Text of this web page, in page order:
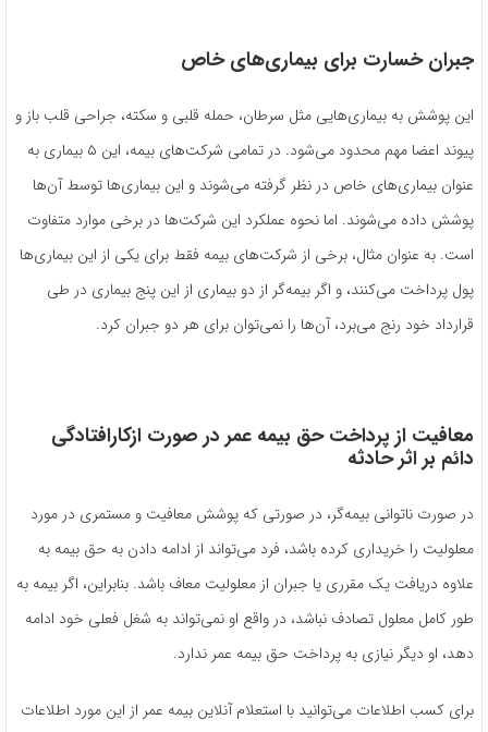
جبران خسارت برای بیماری‌های خاص
این پوشش به بیماری‌هایی مثل سرطان، حمله قلبی و سکته، جراحی قلب باز و
پیوند اعضا مهم محدود می‌شود. در تمامی شرکت‌های بیمه، این ۵ بیماری به
عنوان بیماری‌های خاص در نظر گرفته می‌شوند و این بیماری‌ها توسط آن‌ها
پوشش داده می‌شوند. اما نحوه عملکرد این شرکت‌ها در برخی موارد متفاوت
است. به عنوان مثال، برخی از شرکت‌های بیمه فقط برای یکی از این بیماری‌ها
پول پرداخت می‌کنند، و اگر بیمه‌گر از دو بیماری از این پنج بیماری در طی
قرارداد خود رنج می‌برد، آن‌ها را نمی‌توان برای هر دو جبران کرد.
معافیت از پرداخت حق‌ بیمه عمر در صورت ازکارافتادگی
دائم بر اثر حادثه
در صورت ناتوانی بیمه‌‌گر، در صورتی که پوشش معافیت و مستمری در مورد
معلولیت را خریداری کرده باشد، فرد می‌تواند از ادامه دادن به حق بیمه به
علاوه دریافت یک مقرری یا جبران از معلولیت معاف باشد. بنابراین، اگر بیمه به
طور کامل معلول تصادف نباشد، در واقع او نمی‌تواند به شغل فعلی خود ادامه
دهد، او دیگر نیازی به پرداخت حق بیمه عمر ندارد.
برای کسب اطلاعات می‌توانید با استعلام آنلاین بیمه عمر از این مورد اطلاعات